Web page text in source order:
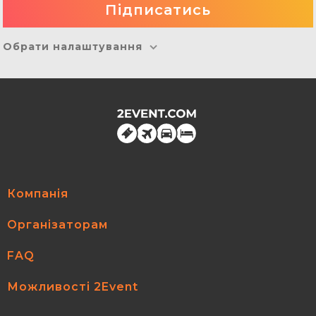
Обрати налаштування
Компанія
Організаторам
FAQ
Можливості 2Event